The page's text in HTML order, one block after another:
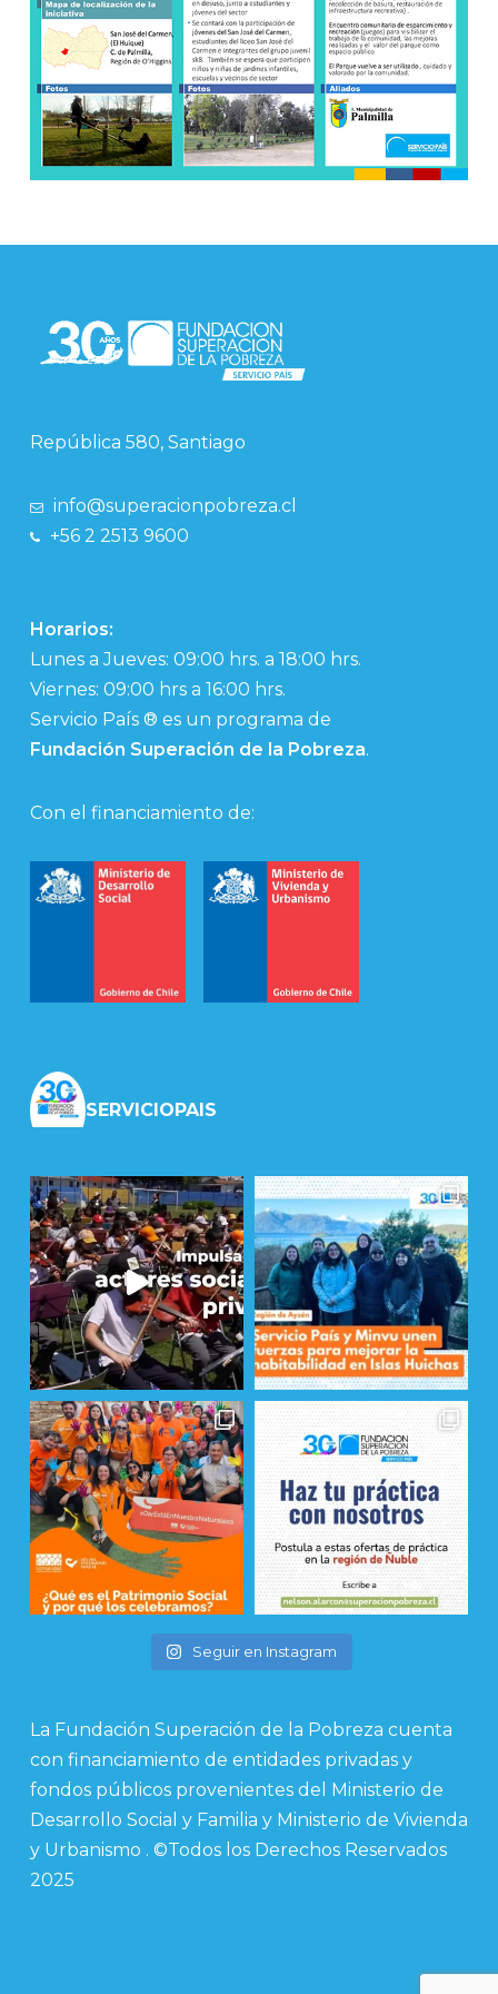
República 580, Santiago
info@superacionpobreza.cl
+56 2 2513 9600
Horarios:
Lunes a Jueves: 09:00 hrs. a 18:00 hrs.
Viernes: 09:00 hrs a 16:00 hrs.
Servicio País ® es un programa de
Fundación Superación de la Pobreza.
Con el financiamiento de:
SERVICIOPAIS
Seguir en Instagram
La Fundación Superación de la Pobreza cuenta
con financiamiento de entidades privadas y
fondos públicos provenientes del Ministerio de
Desarrollo Social y Familia y Ministerio de Vivienda
y Urbanismo . ©Todos los Derechos Reservados
2025